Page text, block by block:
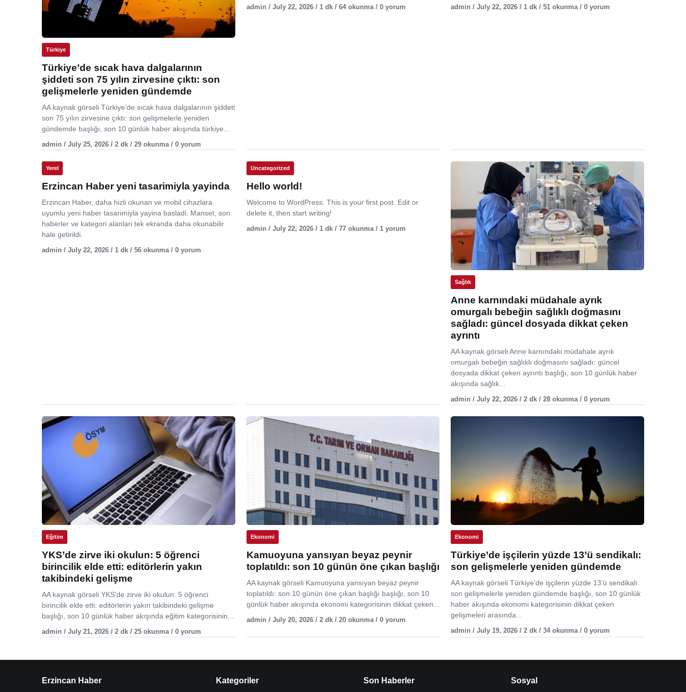
Türkiye
Türkiye’de sıcak hava dalgalarının
şiddeti son 75 yılın zirvesine çıktı: son
gelişmelerle yeniden gündemde
AA kaynak görseli Türkiye’de sıcak hava dalgalarının şiddeti
son 75 yılın zirvesine çıktı: son gelişmelerle yeniden
gündemde başlığı, son 10 günlük haber akışında türkiye...
admin / July 25, 2026 / 2 dk / 29 okunma / 0 yorum
admin / July 22, 2026 / 1 dk / 64 okunma / 0 yorum admin / July 22, 2026 / 1 dk / 51 okunma / 0 yorum
Yerel
Erzincan Haber yeni tasarimiyla yayinda
Erzincan Haber, daha hizli okunan ve mobil cihazlara
uyumlu yeni haber tasarimiyla yayina basladi. Manset, son
haberler ve kategori alanlari tek ekranda daha okunabilir
hale getirildi.
admin / July 22, 2026 / 1 dk / 56 okunma / 0 yorum
Uncategorized
Hello world!
Welcome to WordPress. This is your first post. Edit or
delete it, then start writing!
admin / July 22, 2026 / 1 dk / 77 okunma / 1 yorum
Sağlık
Anne karnındaki müdahale ayrık
omurgalı bebeğin sağlıklı doğmasını
sağladı: güncel dosyada dikkat çeken
ayrıntı
AA kaynak görseli Anne karnındaki müdahale ayrık
omurgalı bebeğin sağlıklı doğmasını sağladı: güncel
dosyada dikkat çeken ayrıntı başlığı, son 10 günlük haber
akışında sağlık...
admin / July 22, 2026 / 2 dk / 28 okunma / 0 yorum
Eğitim
YKS’de zirve iki okulun: 5 öğrenci
birincilik elde etti: editörlerin yakın
takibindeki gelişme
AA kaynak görseli YKS’de zirve iki okulun: 5 öğrenci
birincilik elde etti: editörlerin yakın takibindeki gelişme
başlığı, son 10 günlük haber akışında eğitim kategorisinin...
admin / July 21, 2026 / 2 dk / 25 okunma / 0 yorum
Ekonomi
Kamuoyuna yansıyan beyaz peynir
toplatıldı: son 10 günün öne çıkan başlığı
AA kaynak görseli Kamuoyuna yansıyan beyaz peynir
toplatıldı: son 10 günün öne çıkan başlığı başlığı, son 10
günlük haber akışında ekonomi kategorisinin dikkat çeken...
admin / July 20, 2026 / 2 dk / 20 okunma / 0 yorum
Ekonomi
Türkiye’de işçilerin yüzde 13’ü sendikalı:
son gelişmelerle yeniden gündemde
AA kaynak görseli Türkiye’de işçilerin yüzde 13’ü sendikalı:
son gelişmelerle yeniden gündemde başlığı, son 10 günlük
haber akışında ekonomi kategorisinin dikkat çeken
gelişmeleri arasında...
admin / July 19, 2026 / 2 dk / 34 okunma / 0 yorum
Erzincan Haber Kategoriler Son Haberler Sosyal